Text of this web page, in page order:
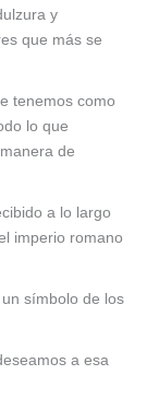
y
que más se
tenemos como
lo que
de
a lo largo
imperio romano
símbolo de los
a esa